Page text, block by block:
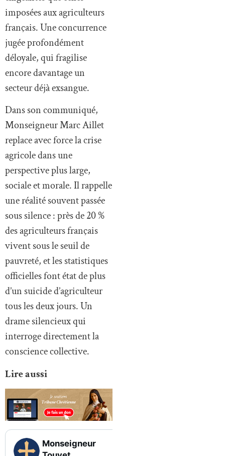
imposées aux agriculteurs
français. Une concurrence
jugée profondément
déloyale, qui fragilise
encore davantage un
secteur déjà exsangue.
Dans son communiqué,
Monseigneur Marc Aillet
replace avec force la crise
agricole dans une
perspective plus large,
sociale et morale. Il rappelle
une réalité souvent passée
sous silence : près de 20 %
des agriculteurs français
vivent sous le seuil de
pauvreté, et les statistiques
officielles font état de plus
d’un suicide d’agriculteur
tous les deux jours. Un
drame silencieux qui
interroge directement la
conscience collective.
Lire aussi